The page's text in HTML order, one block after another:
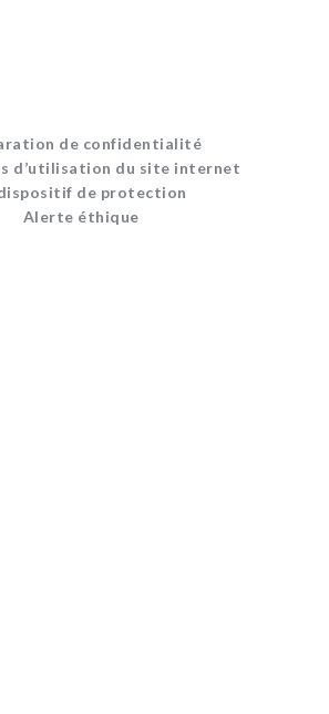
de confidentialité
d’utilisation du site internet
de protection
Alerte éthique